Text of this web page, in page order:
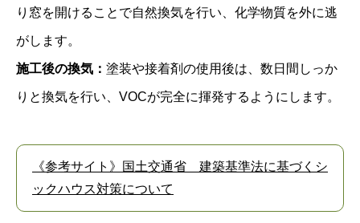
り窓を開けることで自然換気を行い、化学物質を外に逃
がします。
施工後の換気： 塗装や接着剤の使用後は、数日間しっか
りと換気を行い、VOCが完全に揮発するようにします。
《参考サイト》国土交通省 建築基準法に基づくシ
ックハウス対策について